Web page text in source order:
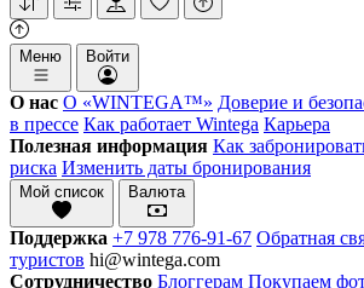
Меню Войти
О нас О «WINTEGA™» Доверие и
в прессе Как работает Wintega Карьера
Полезная информация Как
риска Изменить даты бронирования
Мой список Валюта
Поддержка +7 978 776-91-67 Обратная
туристов hi@wintega.com
Сотрудничество Блоггерам Покупаем